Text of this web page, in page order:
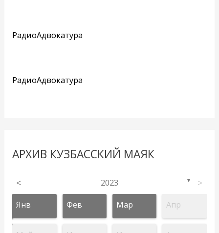
РадиоАдвокатура
РадиоАдвокатура
АРХИВ КУЗБАССКИЙ МАЯК
< 2023 ▼ >
Янв Фев Мар Апр